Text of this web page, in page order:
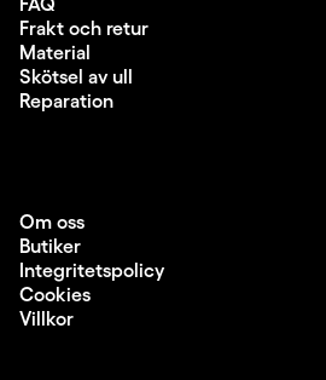
Frakt och retur
Material
Skötsel av ull
Reparation
Om oss
Butiker
Integritetspolicy
Cookies
Villkor